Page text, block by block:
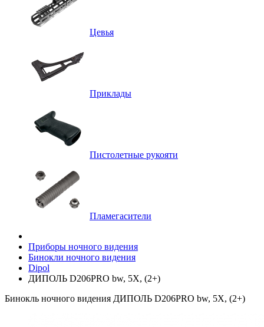
Цевья
Приклады
Пистолетные рукояти
Пламегасители
Приборы ночного видения
Бинокли ночного видения
Dipol
ДИПОЛЬ D206PRO bw, 5X, (2+)
Бинокль ночного видения ДИПОЛЬ D206PRO bw, 5X, (2+)